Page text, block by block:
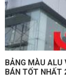
BẢNG MÀU ALU
BÁN TỐT NHẤT